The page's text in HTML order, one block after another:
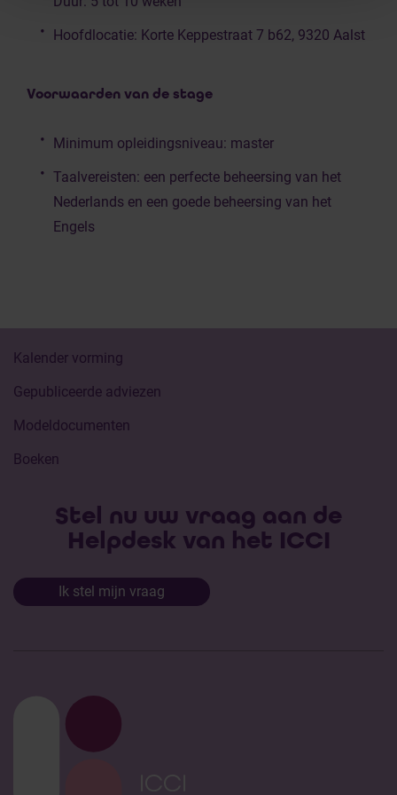
Hoofdlocatie: Korte Keppestraat 7 b62, 9320 Aalst
Voorwaarden van de stage
Minimum opleidingsniveau: master
Taalvereisten: een perfecte beheersing van het
Nederlands en een goede beheersing van het
Engels
Kalender vorming
Gepubliceerde adviezen
Modeldocumenten
Boeken
Stel nu uw vraag aan de
Helpdesk van het ICCI
Ik stel mijn vraag